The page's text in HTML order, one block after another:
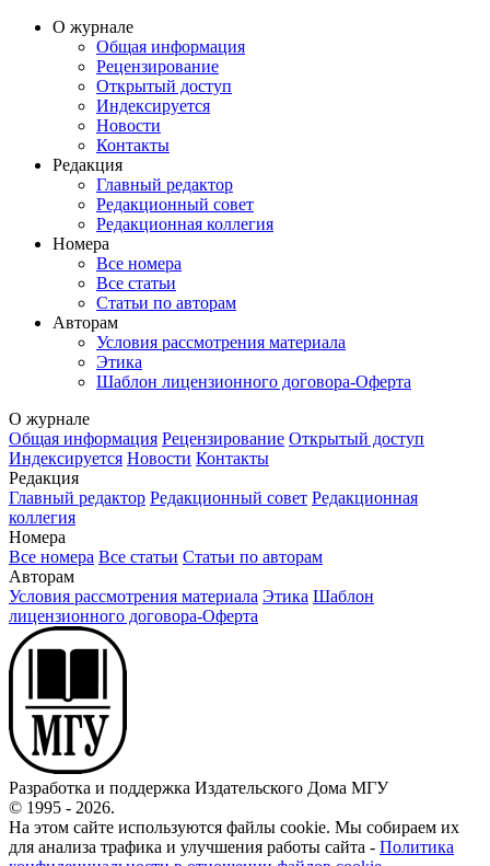
О журнале
Общая информация
Рецензирование
Открытый доступ
Индексируется
Новости
Контакты
Редакция
Главный редактор
Редакционный совет
Редакционная коллегия
Номера
Все номера
Все статьи
Статьи по авторам
Авторам
Условия рассмотрения материала
Этика
Шаблон лицензионного договора-Оферта
О журнале
Общая информация Рецензирование Открытый доступ
Индексируется Новости Контакты
Редакция
Главный редактор Редакционный совет Редакционная
коллегия
Номера
Все номера Все статьи Статьи по авторам
Авторам
Условия рассмотрения материала Этика Шаблон
лицензионного договора-Оферта
Разработка и поддержка Издательского Дома МГУ
© 1995 - 2026.
На этом сайте используются файлы cookie. Мы собираем их
для анализа трафика и улучшения работы сайта - Политика